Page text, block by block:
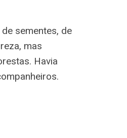
sementes, de
mas
Havia